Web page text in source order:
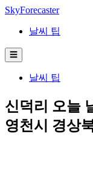
SkyForecaster
날씨 팁
☰
날씨 팁
신덕리 오늘
영천시 경상